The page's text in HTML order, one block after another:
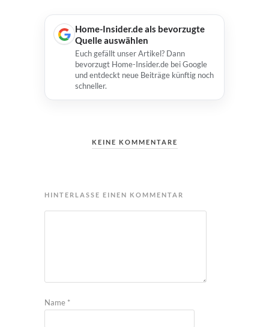
Home-Insider.de als bevorzugte
Quelle auswählen
Euch gefällt unser Artikel? Dann
bevorzugt Home-Insider.de bei Google
und entdeckt neue Beiträge künftig noch
schneller.
KEINE KOMMENTARE
HINTERLASSE EINEN KOMMENTAR
Name *